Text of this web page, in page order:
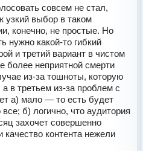
совсем не стал,
узкий выбор в таком
конечно, не простые. Но
нужно какой-то гибкий
и третий вариант в чистом
более неприятной смерти
из-за тошноты, которую
в третьем из-за проблем с
а) мало — то есть будет
все; б) логично, что аудитория
захочет совершенно
качество контента нежели